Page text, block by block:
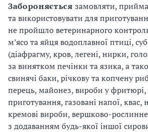
Забороняється замовляти,
та використовувати для
не пройшло ветеринарного
м’ясо та яйця водоплавної птиці,
(діафрагму, кров, легені, нирки,
за винятком печінки та язика, а
свинячі баки, річкову та копчену
перець, майонез, вироби у
приготування, газовані напої, квас,
кремові вироби, вершково-
з додаванням будь-якої іншої